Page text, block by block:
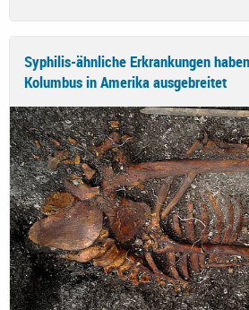
Syphilis-ähnliche Erkrankungen
Kolumbus in Amerika ausgebreitet